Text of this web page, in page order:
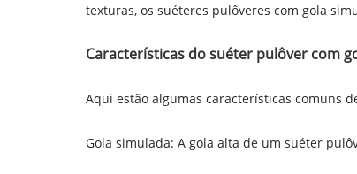
texturas, os suéteres pulôveres com gola
Características do suéter pulôver com
Aqui estão algumas características comuns
Gola simulada: A gola alta de um suéter